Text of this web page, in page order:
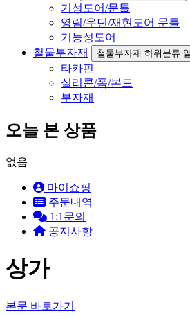
기성도어/문틀
영림/우딘/재현도어 문틀
기능성도어
철물부자재
철물부자재 하위분류
타카핀
실리콘/폼/본드
부자재
오늘 본 상품
없음
마이쇼핑
주문내역
1:1문의
공지사항
상가
본문 바로가기